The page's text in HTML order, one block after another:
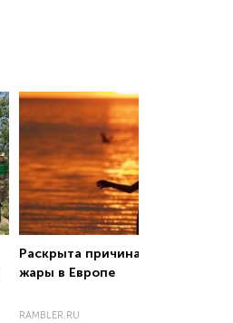
Раскрыта причина аномальной
жары в Европе
RAMBLER.RU